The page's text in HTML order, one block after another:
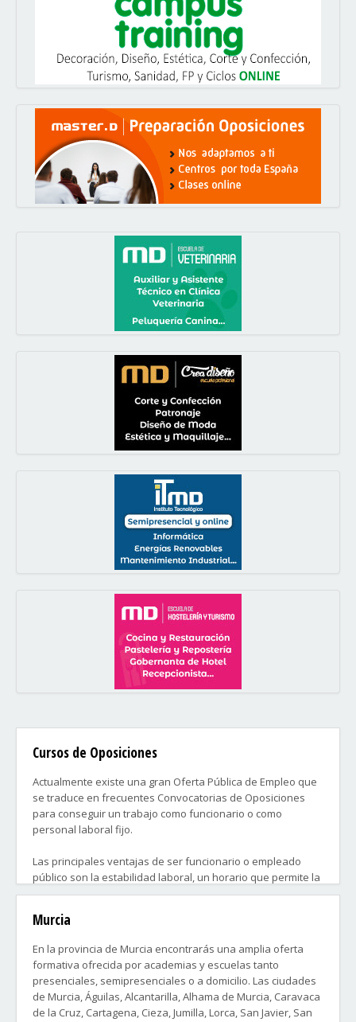
Cursos de Oposiciones
Actualmente existe una gran Oferta Pública de Empleo que
se traduce en frecuentes Convocatorias de Oposiciones
para conseguir un trabajo como funcionario o como
personal laboral fijo.
Las principales ventajas de ser funcionario o empleado
público son la estabilidad laboral, un horario que permite la
conciliación familiar y las condiciones del trabajo que no
Oposiciones a la Administración de Justicia.
Oposiciones a Correos.
Oposiciones de Sanidad.
Oposiciones de Educación.
Murcia
En la provincia de Murcia encontrarás una amplia oferta
formativa ofrecida por academias y escuelas tanto
presenciales, semipresenciales o a domicilio. Las ciudades
de Murcia, Águilas, Alcantarilla, Alhama de Murcia, Caravaca
de la Cruz, Cartagena, Cieza, Jumilla, Lorca, San Javier, San